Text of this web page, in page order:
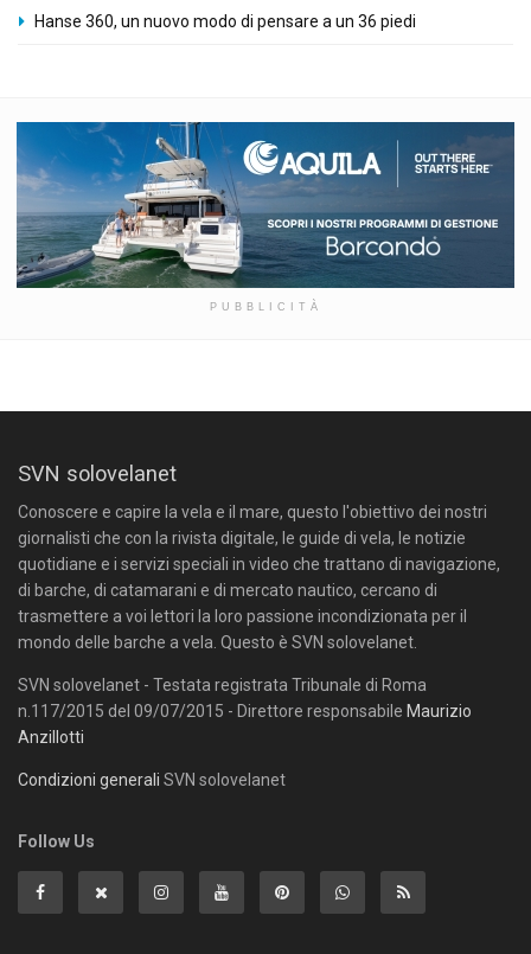
Hanse 360, un nuovo modo di pensare a un 36 piedi
PUBBLICITÀ
SVN solovelanet
Conoscere e capire la vela e il mare, questo l'obiettivo dei nostri
giornalisti che con la rivista digitale, le guide di vela, le notizie
quotidiane e i servizi speciali in video che trattano di navigazione,
di barche, di catamarani e di mercato nautico, cercano di
trasmettere a voi lettori la loro passione incondizionata per il
mondo delle barche a vela. Questo è SVN solovelanet.
SVN solovelanet - Testata registrata Tribunale di Roma
n.117/2015 del 09/07/2015 - Direttore responsabile Maurizio
Anzillotti
Condizioni generali SVN solovelanet
Follow Us